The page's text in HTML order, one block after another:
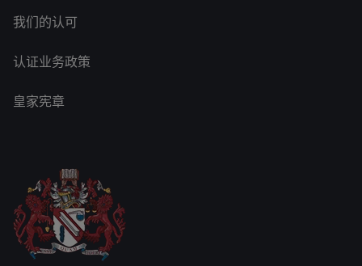
我们的认可
认证业务政策
皇家宪章